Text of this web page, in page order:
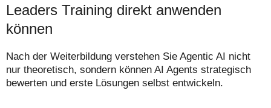
Leaders Training direkt anwenden
können
Nach der Weiterbildung verstehen Sie Agentic AI nicht
nur theoretisch, sondern können AI Agents strategisch
bewerten und erste Lösungen selbst entwickeln.